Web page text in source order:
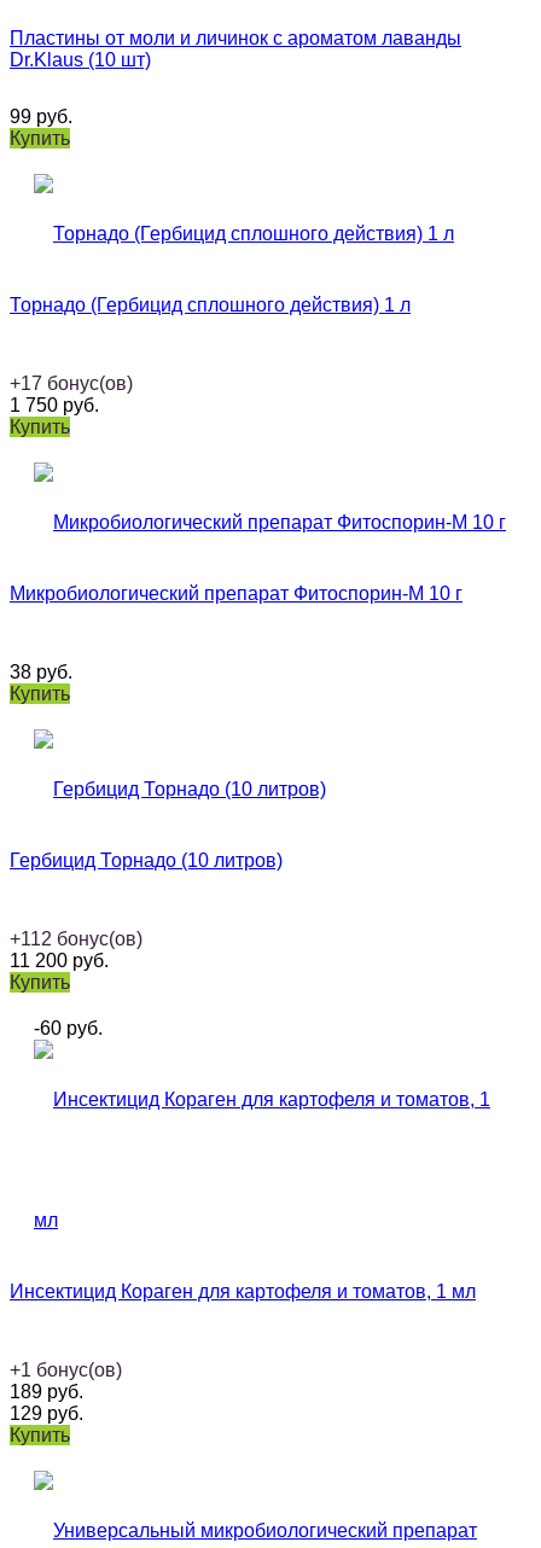
Пластины от моли и личинок с ароматом лаванды
Dr.Klaus (10 шт)
99 руб.
Купить
Торнадо (Гербицид сплошного действия) 1 л
+17 бонус(ов)
1 750 руб.
Купить
Микробиологический препарат Фитоспорин-М 10 г
38 руб.
Купить
Гербицид Торнадо (10 литров)
+112 бонус(ов)
11 200 руб.
Купить
-60 руб.
Инсектицид Кораген для картофеля и томатов, 1 мл
+1 бонус(ов)
189 руб.
129 руб.
Купить